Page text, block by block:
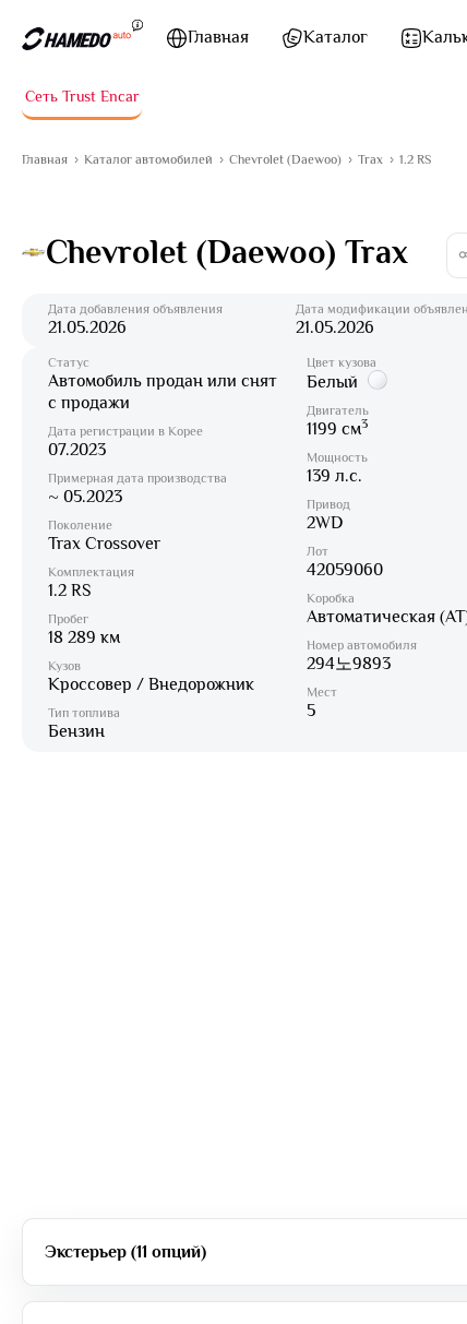
Главная
Каталог
Сеть Trust Encar
Главная Каталог автомобилей Chevrolet (Daewoo) Trax 1.2 RS
Chevrolet (Daewoo) Trax
Дата добавления объявления
21.05.2026
Дата модификации
21.05.2026
Статус
Автомобиль продан или снят
с продажи
Дата регистрации в Корее
07.2023
Примерная дата производства
~ 05.2023
Поколение
Trax Crossover
Комплектация
1.2 RS
Пробег
18 289 км
Кузов
Кроссовер / Внедорожник
Тип топлива
Бензин
Цвет кузова
Белый
Двигатель
1199 см3
Мощность
139 л.с.
Привод
2WD
Лот
42059060
Коробка
Автоматическая
Номер автомобиля
294노9893
Мест
5
Экстерьер (11 опций)